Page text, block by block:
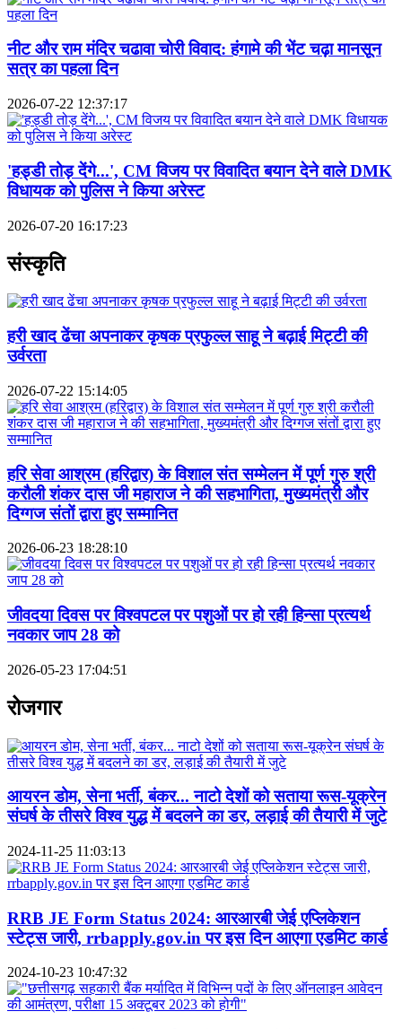
नीट और राम मंदिर चढावा चोरी विवाद: हंगामे की भेंट चढ़ा मानसून
सत्र का पहला दिन
2026-07-22 12:37:17
'हड्डी तोड़ देंगे...', CM विजय पर विवादित बयान देने वाले DMK
विधायक को पुलिस ने किया अरेस्ट
2026-07-20 16:17:23
संस्कृति
हरी खाद ढेंचा अपनाकर कृषक प्रफुल्ल साहू ने बढ़ाई मिट्टी की
उर्वरता
2026-07-22 15:14:05
हरि सेवा आश्रम (हरिद्वार) के विशाल संत सम्मेलन में पूर्ण गुरु श्री
करौली शंकर दास जी महाराज ने की सहभागिता, मुख्यमंत्री और
दिग्गज संतों द्वारा हुए सम्मानित
2026-06-23 18:28:10
जीवदया दिवस पर विश्वपटल पर पशुओं पर हो रही हिन्सा प्रत्यर्थ
नवकार जाप 28 को
2026-05-23 17:04:51
रोजगार
आयरन डोम, सेना भर्ती, बंकर... नाटो देशों को सताया रूस-यूक्रेन
संघर्ष के तीसरे विश्व युद्ध में बदलने का डर, लड़ाई की तैयारी में जुटे
2024-11-25 11:03:13
RRB JE Form Status 2024: आरआरबी जेई एप्लिकेशन
स्टेट्स जारी, rrbapply.gov.in पर इस दिन आएगा एडमिट कार्ड
2024-10-23 10:47:32